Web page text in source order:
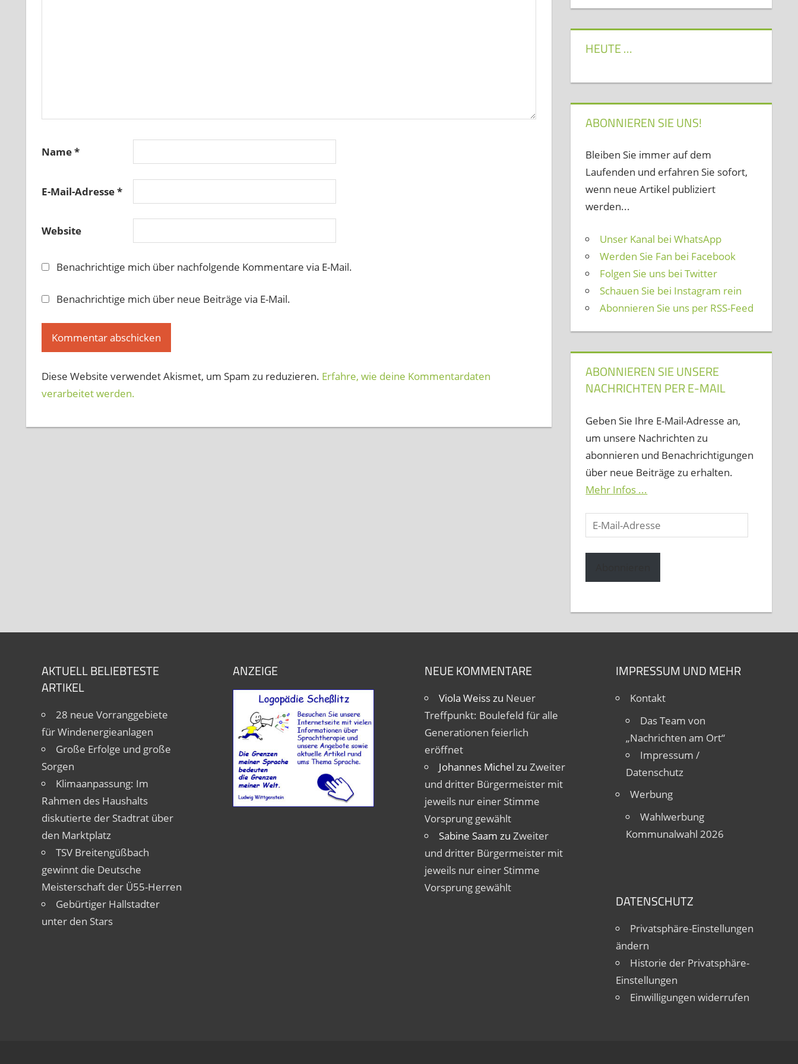
Name*
E-Mail-Adresse*
Website
Benachrichtige mich über nachfolgende Kommentare via E-Mail.
Benachrichtige mich über neue Beiträge via E-Mail.
Diese Website verwendet Akismet, um Spam zu reduzieren. Erfahre, wie deine Kommentardaten
verarbeitet werden.
HEUTE …
ABONNIEREN SIE UNS!
Bleiben Sie immer auf dem
Laufenden und erfahren Sie sofort,
wenn neue Artikel publiziert
werden...
Unser Kanal bei WhatsApp
Werden Sie Fan bei Facebook
Folgen Sie uns bei Twitter
Schauen Sie bei Instagram rein
Abonnieren Sie uns per RSS-Feed
ABONNIEREN SIE UNSERE
NACHRICHTEN PER E-MAIL
Geben Sie Ihre E-Mail-Adresse an,
um unsere Nachrichten zu
abonnieren und Benachrichtigungen
über neue Beiträge zu erhalten.
Mehr Infos ...
E-
Mail-
Adresse
AKTUELL BELIEBTESTE
ARTIKEL
28 neue Vorranggebiete
für Windenergieanlagen
Große Erfolge und große
Sorgen
Klimaanpassung: Im
Rahmen des Haushalts
diskutierte der Stadtrat über
den Marktplatz
TSV Breitengüßbach
gewinnt die Deutsche
Meisterschaft der Ü55-Herren
Gebürtiger Hallstadter
unter den Stars
ANZEIGE NEUE KOMMENTARE
Viola Weisszu Neuer
Treffpunkt: Boulefeld für alle
Generationen feierlich
eröffnet
Johannes Michel zu Zweiter
und dritter Bürgermeister mit
jeweils nur einer Stimme
Vorsprung gewählt
Sabine Saam zu Zweiter
und dritter Bürgermeister mit
jeweils nur einer Stimme
Vorsprung gewählt
IMPRESSUM UND MEHR
Kontakt
Das Team von
„Nachrichten am Ort“
Impressum /
Datenschutz
Werbung
Wahlwerbung
Kommunalwahl 2026
DATENSCHUTZ
Privatsphäre-Einstellungen
ändern
Historie der Privatsphäre-
Einstellungen
Einwilligungen widerrufen